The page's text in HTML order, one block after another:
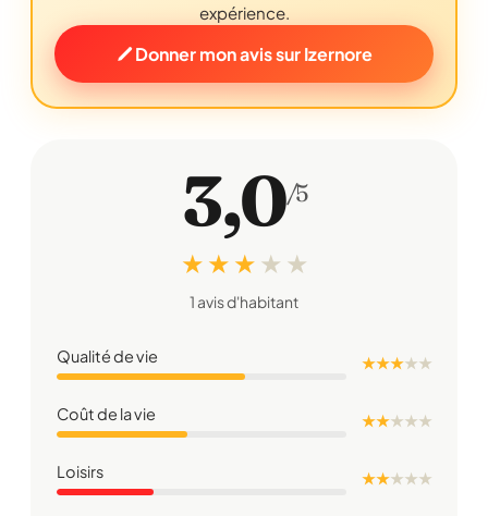
expérience.
Donner mon avis sur Izernore
3,0/5
★ ★ ★ ★ ★
1 avis d'habitant
Qualité de vie ★ ★ ★★★
Coût de la vie ★ ★★★★
Loisirs ★ ★★★★